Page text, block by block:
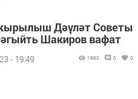
Дәүләт Советы
Шакиров вафат
- 19:49 1890 0 0